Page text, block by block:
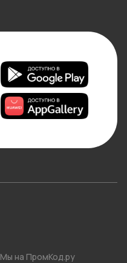
Мы на ПромКод.ру